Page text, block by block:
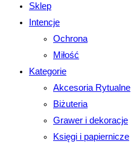
Sklep
Intencje
Ochrona
Miłość
Kategorie
Akcesoria Rytualne
Biżuteria
Grawer i dekoracje
Księgi i papiernicze